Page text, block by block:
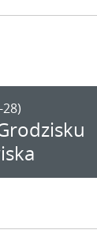
ceramiki.